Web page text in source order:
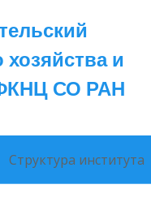
хозяйства и
СО РАН
Структура института